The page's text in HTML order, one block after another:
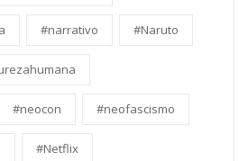
#narrativo #Naruto
#neocon #neofascismo
#Netflix